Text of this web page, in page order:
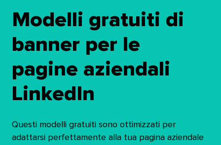
Modelli gratuiti di
banner per le
pagine aziendali
LinkedIn​​
Questi modelli gratuiti sono ottimizzati per
adattarsi perfettamente alla tua pagina aziendale